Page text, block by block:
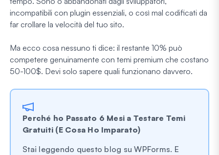
incompatibili con plugin essenziali, o così mal codificati da
far crollare la velocità del tuo sito.
Ma ecco cosa nessuno ti dice: il restante 10% può
competere genuinamente con temi premium che costano
50-100$. Devi solo sapere quali funzionano davvero.
Perché ho Passato 6 Mesi a Testare Temi
Gratuiti (E Cosa Ho Imparato)
Stai leggendo questo blog su WPForms. E